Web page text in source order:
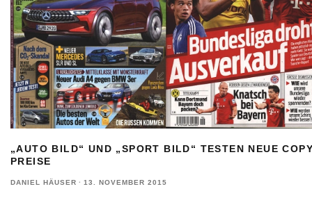
„AUTO BILD“ UND „SPORT BILD“ TESTEN NEUE
PREISE
DANIEL HÄUSER · 13. NOVEMBER 2015